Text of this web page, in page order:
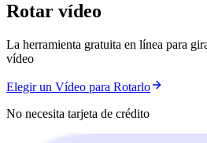
Rotar vídeo
La herramienta gratuita en línea para
vídeo
Elegir un Vídeo para Rotarlo
No necesita tarjeta de crédito